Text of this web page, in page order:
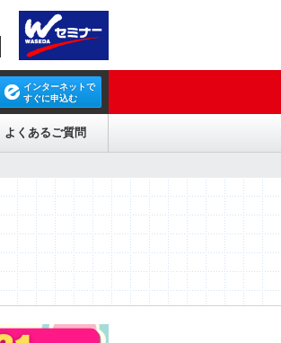
インターネットで
すぐに申込む
よくあるご質問